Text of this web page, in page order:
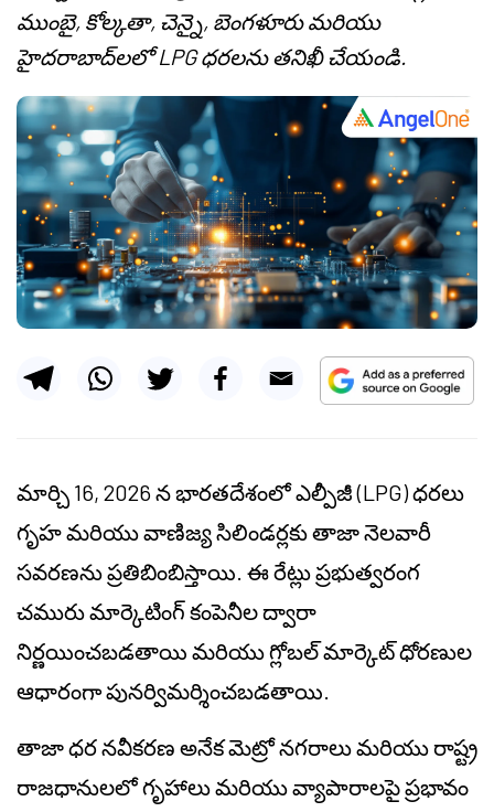
ముంబై, కోల్కతా, చెన్నై, బెంగళూరు మరియు
హైదరాబాద్‌లలో LPG ధరలను తనిఖీ చేయండి.
మార్చి 16, 2026 న భారతదేశంలో ఎల్పీజీ (LPG) ధరలు
గృహ మరియు వాణిజ్య సిలిండర్లకు తాజా నెలవారీ
సవరణను ప్రతిబింబిస్తాయి. ఈ రేట్లు ప్రభుత్వరంగ
చమురు మార్కెటింగ్ కంపెనీల ద్వారా
నిర్ణయించబడతాయి మరియు గ్లోబల్ మార్కెట్ ధోరణుల
ఆధారంగా పునర్విమర్శించబడతాయి.
తాజా ధర నవీకరణ అనేక మెట్రో నగరాలు మరియు రాష్ట్ర
రాజధానులలో గృహాలు మరియు వ్యాపారాలపై ప్రభావం